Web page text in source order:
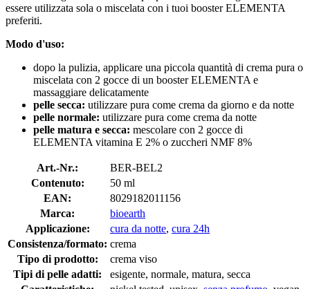
essere utilizzata sola o miscelata con i tuoi booster ELEMENTA
preferiti.
Modo d'uso:
dopo la pulizia, applicare una piccola quantità di crema pura o
miscelata con 2 gocce di un booster ELEMENTA e
massaggiare delicatamente
pelle secca: utilizzare pura come crema da giorno e da notte
pelle normale: utilizzare pura come crema da notte
pelle matura e secca: mescolare con 2 gocce di
ELEMENTA vitamina E 2% o zuccheri NMF 8%
Art.-Nr.:
BER-BEL2
Contenuto:
50 ml
EAN:
8029182011156
Marca:
bioearth
Applicazione:
cura da notte, cura 24h
Consistenza/formato: crema
Tipo di prodotto:
crema viso
Tipi di pelle adatti:
esigente, normale, matura, secca